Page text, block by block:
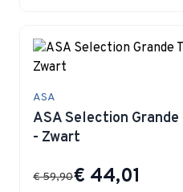
ASA
ASA Selection
- Zwart
Special Price
€ 44,01
€ 59,90